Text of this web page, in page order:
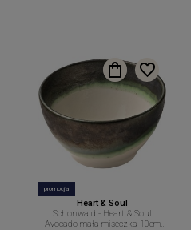
promocja
Heart & Soul
Schonwald - Heart & Soul
Avocado mała miseczka 10cm